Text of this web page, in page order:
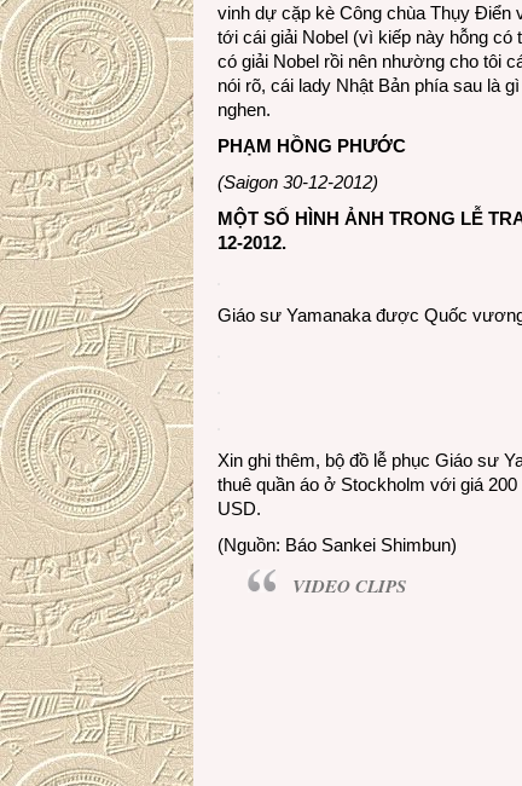
vinh dự cặp kè Công chùa Thụy Điển
tới cái giải Nobel (vì kiếp này hỗng có
có giải Nobel rồi nên nhường cho tôi
nói rõ, cái lady Nhật Bản phía sau là
nghen.
PHẠM HỒNG PHƯỚC
(Saigon 30-12-2012)
MỘT SỐ HÌNH ẢNH TRONG LỄ
12-2012.
Giáo sư Yamanaka được Quốc
Xin ghi thêm, bộ đồ lễ phục Giáo sư
thuê quần áo ở Stockholm với giá
USD.
(Nguồn: Báo Sankei Shimbun)
VIDEO CLIPS